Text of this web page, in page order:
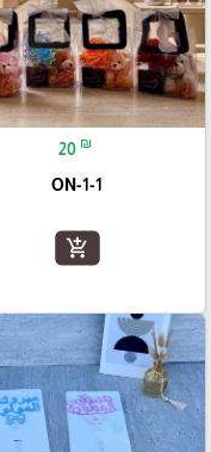
20 ₪
ON-1-1
add_shopping_cart